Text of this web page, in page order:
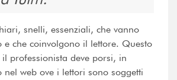
snelli, essenziali, che vanno
e che coinvolgono il lettore. Questo
il professionista deve porsi, in
web ove i lettori sono soggetti